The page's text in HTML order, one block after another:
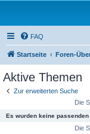
FAQ
Startseite Foren-
Aktive Themen
Zur erweiterten Suche
Die
Es wurden keine passenden
Die